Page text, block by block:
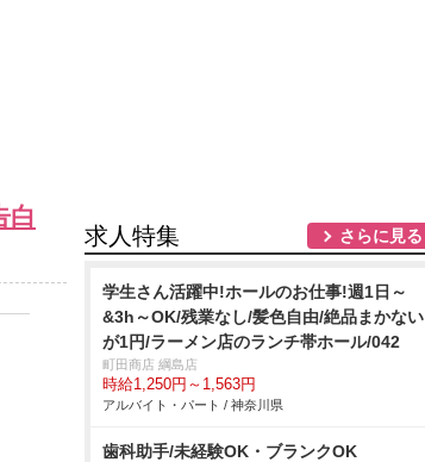
白
求人特集 さらに見る
学生さん活躍中!ホールのお仕事!週1日～
&3h～OK/残業なし/髪色自由/絶品まかない
が1円/ラーメン店のランチ帯ホール/042
町田商店 綱島店
時給1,250円～1,563円
アルバイト・パート / 神奈川県
歯科助手/未経験OK・ブランクOK